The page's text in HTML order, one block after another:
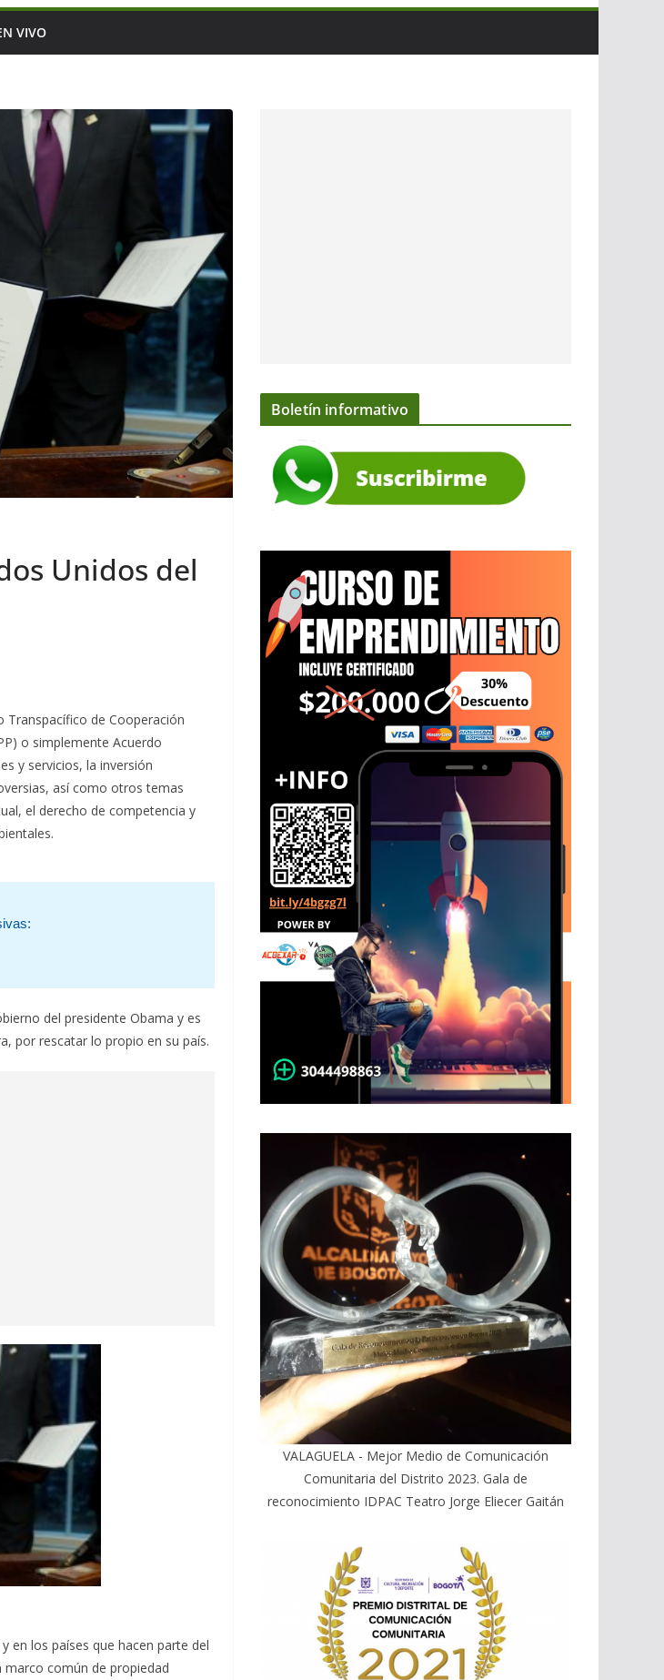
VIVO
Unidos del
Transpacífico de Cooperación
o simplemente Acuerdo
y servicios, la inversión
así como otros temas
el derecho de competencia y
del presidente Obama y es
por rescatar lo propio en su país.
en los países que hacen parte del
común de propiedad
Boletín informativo
VALAGUELA - Mejor Medio de Comunicación
Comunitaria del Distrito 2023. Gala de
reconocimiento IDPAC Teatro Jorge Eliecer Gaitán